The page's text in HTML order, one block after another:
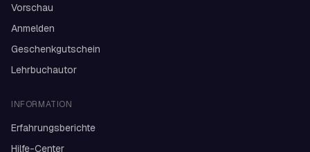
Vorschau
Anmelden
Geschenkgutschein
Lehrbuchautor
INFORMATION
Erfahrungsberichte
Hilfe-Center